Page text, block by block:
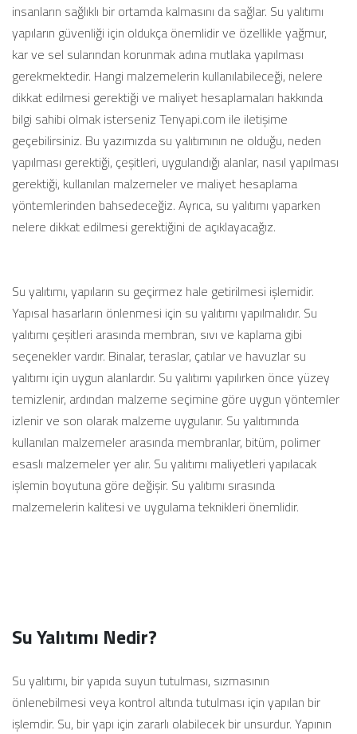
insanların sağlıklı bir ortamda kalmasını da sağlar. Su yalıtımı
yapıların güvenliği için oldukça önemlidir ve özellikle yağmur,
kar ve sel sularından korunmak adına mutlaka yapılması
gerekmektedir. Hangi malzemelerin kullanılabileceği, nelere
dikkat edilmesi gerektiği ve maliyet hesaplamaları hakkında
bilgi sahibi olmak isterseniz Tenyapi.com ile iletişime
geçebilirsiniz. Bu yazımızda su yalıtımının ne olduğu, neden
yapılması gerektiği, çeşitleri, uygulandığı alanlar, nasıl yapılması
gerektiği, kullanılan malzemeler ve maliyet hesaplama
yöntemlerinden bahsedeceğiz. Ayrıca, su yalıtımı yaparken
nelere dikkat edilmesi gerektiğini de açıklayacağız.
Su yalıtımı, yapıların su geçirmez hale getirilmesi işlemidir.
Yapısal hasarların önlenmesi için su yalıtımı yapılmalıdır. Su
yalıtımı çeşitleri arasında membran, sıvı ve kaplama gibi
seçenekler vardır. Binalar, teraslar, çatılar ve havuzlar su
yalıtımı için uygun alanlardır. Su yalıtımı yapılırken önce yüzey
temizlenir, ardından malzeme seçimine göre uygun yöntemler
izlenir ve son olarak malzeme uygulanır. Su yalıtımında
kullanılan malzemeler arasında membranlar, bitüm, polimer
esaslı malzemeler yer alır. Su yalıtımı maliyetleri yapılacak
işlemin boyutuna göre değişir. Su yalıtımı sırasında
malzemelerin kalitesi ve uygulama teknikleri önemlidir.
Su Yalıtımı Nedir?
Su yalıtımı, bir yapıda suyun tutulması, sızmasının
önlenebilmesi veya kontrol altında tutulması için yapılan bir
işlemdir. Su, bir yapı için zararlı olabilecek bir unsurdur. Yapının